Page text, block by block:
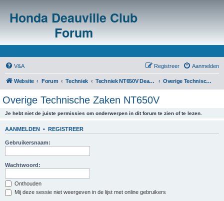
Honda Deauville Club
Forum
V&A Aanmelden
Registreer
Website Forum Techniek Techniek NT650V Deauville Overige Technische Zaken NT650V
Overige Technische Zaken NT650V
Je hebt niet de juiste permissies om onderwerpen in dit forum te zien of te lezen.
AANMELDEN • REGISTREER
Gebruikersnaam:
Wachtwoord:
Onthouden
Mij deze sessie niet weergeven in de lijst met online gebruikers